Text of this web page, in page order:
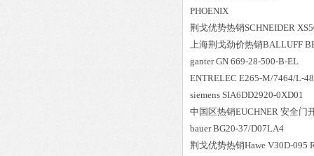
PHOENIX
荆戈优势热销SCHNEIDER
上海荆戈劲价热销BALLUFF
ganter GN 669-28-500-B-EL
ENTRELEC E265-M/7464/L-
siemens SIA6DD2920-0XD01
中国区热销EUCHNER 安全门
bauer BG20-37/D07LA4
荆戈优势热销Hawe V30D-095